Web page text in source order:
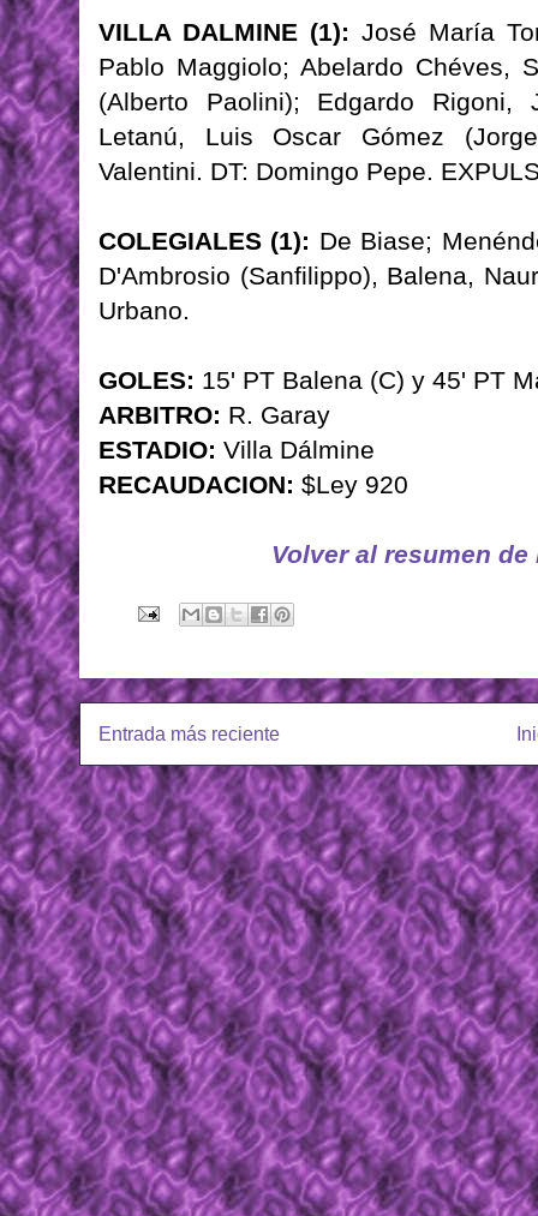
VILLA DALMINE (1): José María
Pablo Maggiolo; Abelardo Chéves,
(Alberto Paolini); Edgardo Rigoni,
Letanú, Luis Oscar Gómez
Valentini. DT: Domingo Pepe.
COLEGIALES (1): De Biase;
D'Ambrosio (Sanfilippo), Balena,
Urbano.
GOLES: 15' PT Balena (C) y 45' PT
ARBITRO: R. Garay
ESTADIO: Villa Dálmine
RECAUDACION: $Ley 920
Volver al resumen
Entrada más reciente